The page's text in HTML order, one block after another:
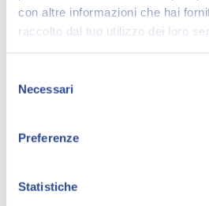
con altre informazioni che hai
raccolto dal tuo utilizzo dei loro
delNecessari
Preferenze
Statistiche
disegni e ai colori sul webcomic
cocreatore, insieme a Dario
Walter Dice: per il quale è
membri del collettivo Skeleton
disegnatore per la serie di
il mondo che verrà. A Lucca
presentato il libro The